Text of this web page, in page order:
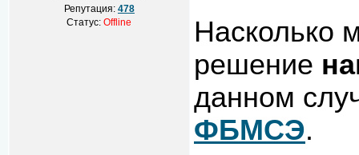
Репутация: 478
Статус:Offline
Насколько
решение
данном
ФБМСЭ.